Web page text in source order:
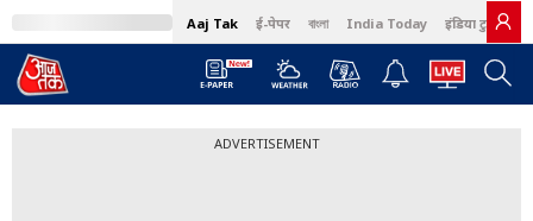
Aaj Tak ई-पेपर বাংলা India Today इंडिया टुडे हिंदी
ADVERTISEMENT